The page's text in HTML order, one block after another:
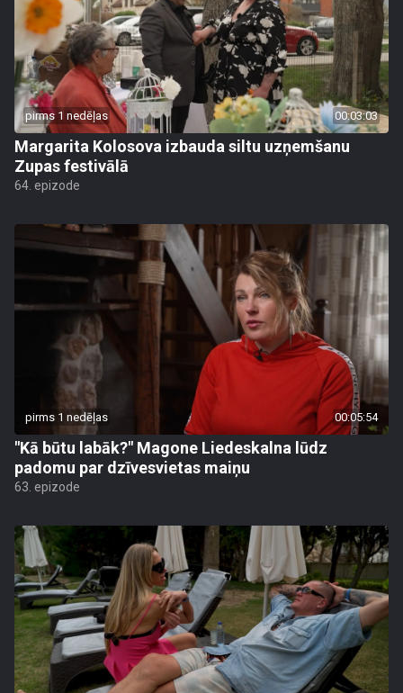
pirms 1 nedēļas 00:03:03
Margarita Kolosova izbauda siltu uzņemšanu
Zupas festivālā
64. epizode
pirms 1 nedēļas 00:05:54
"Kā būtu labāk?" Magone Liedeskalna lūdz
padomu par dzīvesvietas maiņu
63. epizode